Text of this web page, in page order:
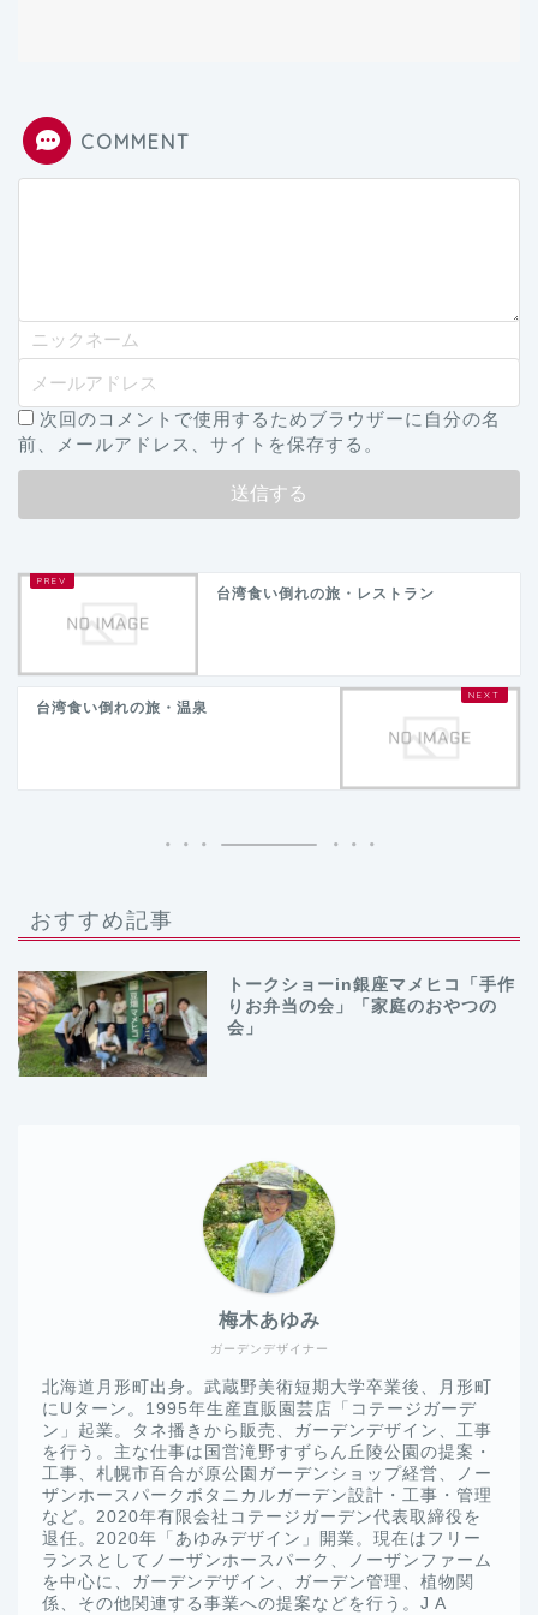
COMMENT
次回のコメントで使用するためブラウザーに自分の名
前、メールアドレス、サイトを保存する。
台湾食い倒れの旅・レストラン
台湾食い倒れの旅・温泉
おすすめ記事
トークショーin銀座マメヒコ「手作
りお弁当の会」「家庭のおやつの
会」
ガーデンデザイナー
梅木あゆみ
北海道月形町出身。武蔵野美術短期大学卒業後、月形町
にUターン。1995年生産直販園芸店「コテージガーデ
ン」起業。タネ播きから販売、ガーデンデザイン、工事
を行う。主な仕事は国営滝野すずらん丘陵公園の提案・
工事、札幌市百合が原公園ガーデンショップ経営、ノー
ザンホースパークボタニカルガーデン設計・工事・管理
など。2020年有限会社コテージガーデン代表取締役を
退任。2020年「あゆみデザイン」開業。現在はフリー
ランスとしてノーザンホースパーク、ノーザンファーム
を中心に、ガーデンデザイン、ガーデン管理、植物関
係、その他関連する事業への提案などを行う。J A